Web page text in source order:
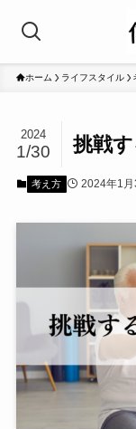
ホーム ライフスタイル
挑戦
2024
1/30
考え方 2024年1月